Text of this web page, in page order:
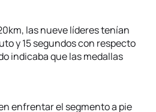
las nueve líderes tenían
y 15 segundos con respecto
indicaba que las medallas
enfrentar el segmento a pie